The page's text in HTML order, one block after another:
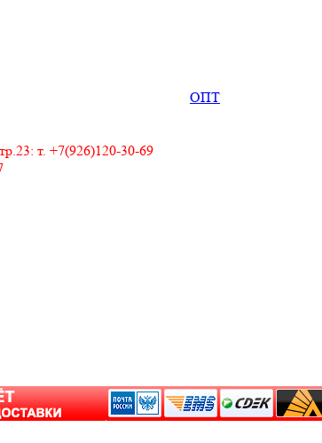
ОПТ
т. +7(926)120-30-69